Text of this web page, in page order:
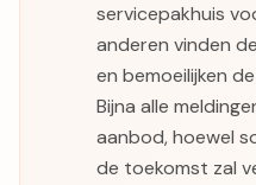
servicepakhuis
anderen vinden
en bemoeilijken
Bijna alle
aanbod, hoewel
de toekomst zal